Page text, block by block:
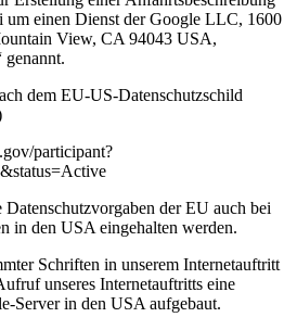
um einen Dienst der Google LLC, 1600
View, CA 94043 USA,
genannt.
dem EU-US-Datenschutzschild
participant?
Datenschutzvorgaben der EU auch bei
in den USA eingehalten werden.
Schriften in unserem Internetauftritt
unseres Internetauftritts eine
Server in den USA aufgebaut.